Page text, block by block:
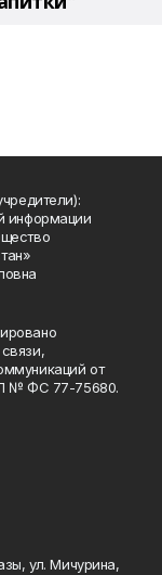
информации
от
№ ФС 77-75680.
ул. Мичурина,